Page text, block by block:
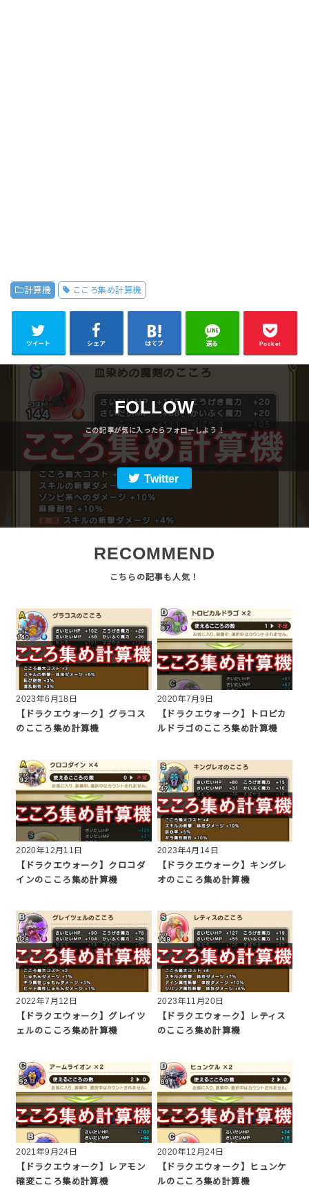
計算機 こころ集め計算機
ツイート シェア はてブ 送る Pocket
FOLLOW
Twitter
RECOMMEND
2023年6月18日
【ドラクエウォーク】グラコス
のこころ集め計算機
2020年7月9日
【ドラクエウォーク】トロピカ
ルドラゴのこころ集め計算機
2020年12月11日
【ドラクエウォーク】クロコダ
インのこころ集め計算機
2023年4月14日
【ドラクエウォーク】キングレ
オのこころ集め計算機
2022年7月12日
【ドラクエウォーク】グレイツ
ェルのこころ集め計算機
2023年11月20日
【ドラクエウォーク】レティス
のこころ集め計算機
2021年9月24日
【ドラクエウォーク】レアモン
確変こころ集め計算機
2020年12月24日
【ドラクエウォーク】ヒュンケ
ルのこころ集め計算機